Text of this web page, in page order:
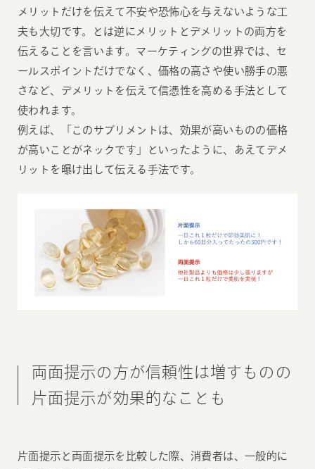
メリットだけを伝えて不安や恐怖心を与えないような工
夫も大切です。とは逆にメリットとデメリットの両方を
伝えることを言います。マーケティングの世界では、セ
ールスポイントだけでなく、価格の高さや使い勝手の悪
さなど、デメリットを伝えて信憑性を高める手法として
使われます。
例えば、「このサプリメントは、効果が高いものの価格
が高いことがネックです」といったように、あえてデメ
リットを曝け出して伝える手法です。
両面提示の方が信頼性は増すものの
片面提示が効果的なことも
片面提示と両面提示を比較した際、消費者は、一般的に